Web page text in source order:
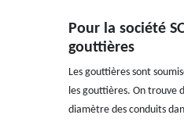
Pour la société
gouttières
Les gouttières sont
les gouttières. On trouve
diamètre des conduits